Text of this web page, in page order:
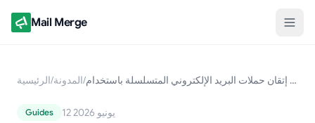
Mail Merge
الرئيسية/المدونة/ إتقان حملات البريد الإلكتروني المتسلسلة باستخدام Mail Merge
Guides 12 يونيو 2026